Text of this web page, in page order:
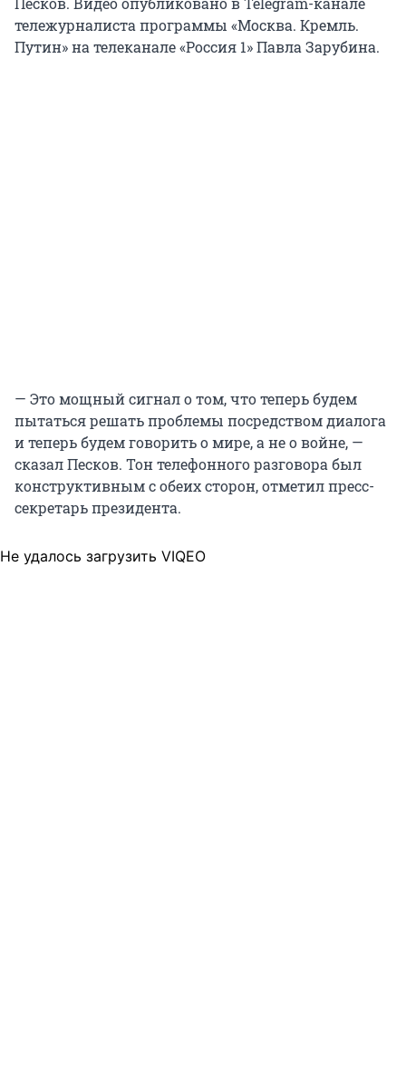
тележурналиста программы «Москва. Кремль.
Путин» на телеканале «Россия 1» Павла Зарубина.
— Это мощный сигнал о том, что теперь будем
пытаться решать проблемы посредством диалога
и теперь будем говорить о мире, а не о войне, —
сказал Песков. Тон телефонного разговора был
конструктивным с обеих сторон, отметил пресс-
секретарь президента.
Не удалось загрузить VIQEO